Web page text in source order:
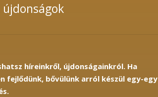
újdonságok
híreinkről, újdonságainkról. Ha
fejlődünk, bővülünk arról készül egy-egy